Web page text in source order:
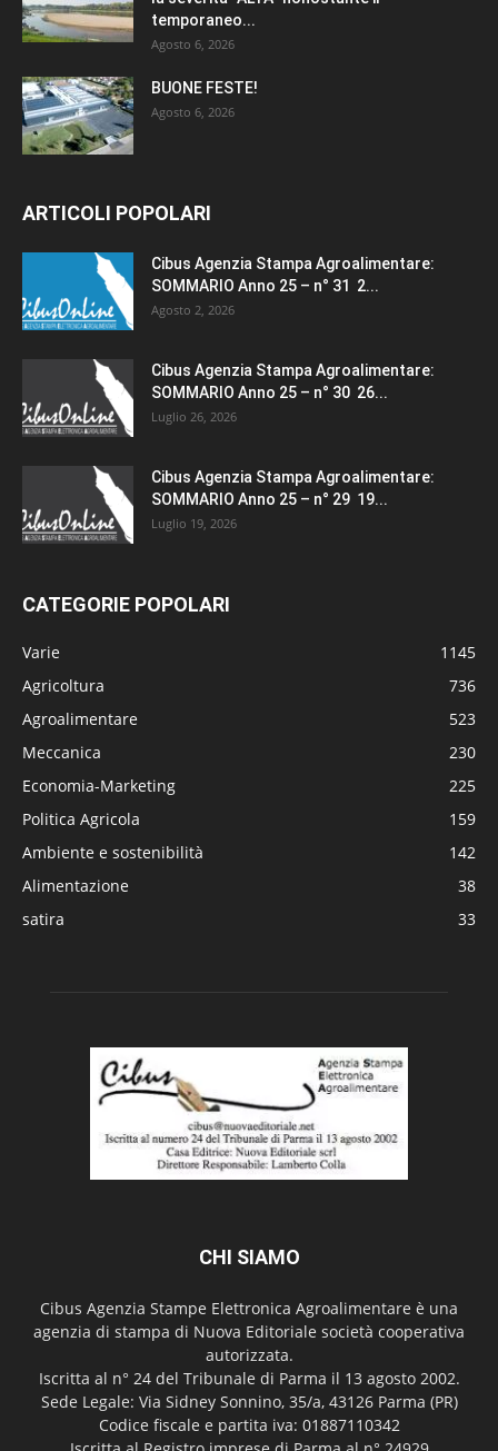
temporaneo...
Agosto 6, 2026
BUONE FESTE!
Agosto 6, 2026
ARTICOLI POPOLARI
Cibus Agenzia Stampa Agroalimentare:
SOMMARIO Anno 25 – n° 31 2...
Agosto 2, 2026
Cibus Agenzia Stampa Agroalimentare:
SOMMARIO Anno 25 – n° 30 26...
Luglio 26, 2026
Cibus Agenzia Stampa Agroalimentare:
SOMMARIO Anno 25 – n° 29 19...
Luglio 19, 2026
CATEGORIE POPOLARI
Varie
1145
Agricoltura
736
Agroalimentare
523
Meccanica
230
Economia-Marketing
225
Politica Agricola
159
Ambiente e sostenibilità
142
Alimentazione
38
satira
33
CHI SIAMO
Cibus Agenzia Stampe Elettronica Agroalimentare è una
agenzia di stampa di Nuova Editoriale società cooperativa
autorizzata.
Iscritta al n° 24 del Tribunale di Parma il 13 agosto 2002.
Sede Legale: Via Sidney Sonnino, 35/a, 43126 Parma (PR)
Codice fiscale e partita iva: 01887110342